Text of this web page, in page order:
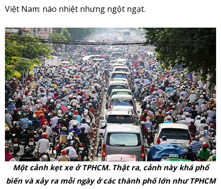
Việt Nam: náo nhiệt nhưng ngột ngạt.
Một cảnh kẹt xe ở TPHCM. Thật ra, cảnh này khá phổ
biến và xảy ra mỗi ngày ở các thành phố lớn như TPHCM